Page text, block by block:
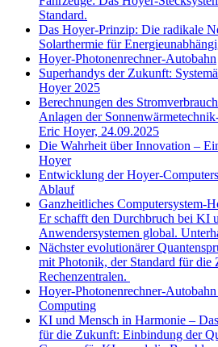
Standard.
Das Hoyer-Prinzip: Die radikale
Solarthermie für
Hoyer-Photonenrechner-Autobahn
Superhandys der Zukunft:
Hoyer 2025
Berechnungen des
Anlagen der
Eric Hoyer, 24.09.2025
Die Wahrheit über Innovation –
Hoyer
Entwicklung der Hoyer-
Ablauf
Ganzheitliches Computersystem-
Er schafft den Durchbruch bei KI
Anwendersystemen global.
Nächster evolutionärer
mit Photonik, der Standard für
Rechenzentralen.
Hoyer-Photonenrechner-
Computing
KI und Mensch in Harmonie –
für die Zukunft: Einbindung der